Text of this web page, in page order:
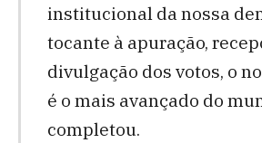
institucional da nossa
tocante à apuração,
divulgação dos votos, o
é o mais avançado do
completou.